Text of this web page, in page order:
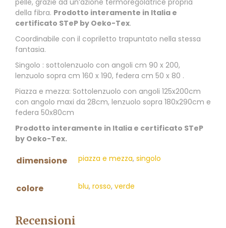
della fibra. Prodotto interamente in Italia e
certificato STeP by Oeko-Tex.
Coordinabile con il copriletto trapuntato nella stessa
fantasia.
Singolo : sottolenzuolo con angoli cm 90 x 200,
lenzuolo sopra cm 160 x 190, federa cm 50 x 80 .
Piazza e mezza: Sottolenzuolo con angoli 125x200cm
con angolo maxi da 28cm, lenzuolo sopra 180x290cm e
federa 50x80cm
Prodotto interamente in Italia e certificato STeP
by Oeko-Tex.
dimensione piazza e mezza, singolo
colore blu, rosso, verde
Recensioni